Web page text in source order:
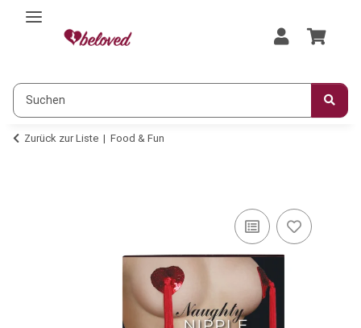
Zurück zur Liste Food & Fun